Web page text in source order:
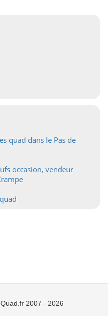
quad dans le Pas de
occasion, vendeur
2007 - 2026